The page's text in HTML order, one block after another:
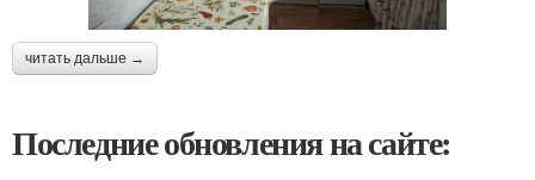
читать дальше →
Последние обновления на сайте: